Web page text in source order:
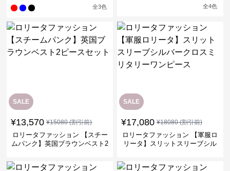
全3色 全4色
SALE
¥13,570 ¥15080(割引前)
ロリータファッション 【スチー
ムパンク】英国ブラウンベスト2
SALE
¥17,080 ¥18080(割引前)
ロリータファッション 【軍服ロ
リータ】スリットスリーブシル